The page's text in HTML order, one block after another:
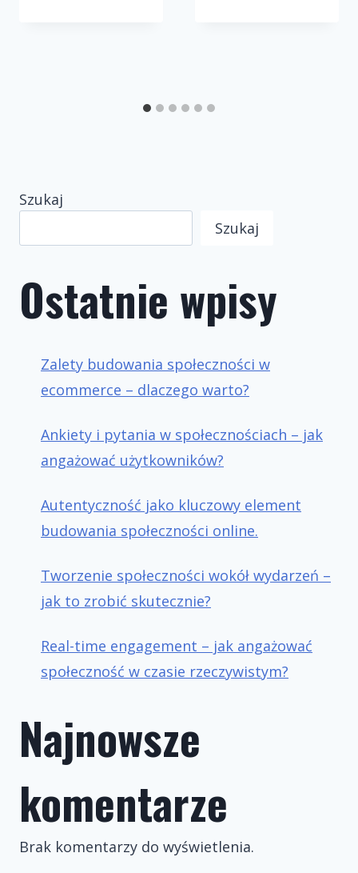
Szukaj
Szukaj
Ostatnie wpisy
Zalety budowania społeczności w
ecommerce – dlaczego warto?
Ankiety i pytania w społecznościach – jak
angażować użytkowników?
Autentyczność jako kluczowy element
budowania społeczności online.
Tworzenie społeczności wokół wydarzeń –
jak to zrobić skutecznie?
Real-time engagement – jak angażować
społeczność w czasie rzeczywistym?
Najnowsze
komentarze
Brak komentarzy do wyświetlenia.